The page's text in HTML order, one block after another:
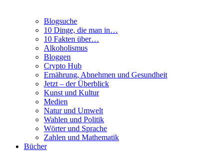
Blogsuche
10 Dinge, die man in…
10 Fakten über…
Alkoholismus
Bloggen
Crypto Hub
Ernährung, Abnehmen und Gesundheit
Jetzt – der Überblick
Kunst und Kultur
Medien
Natur und Umwelt
Wahlen und Politik
Wörter und Sprache
Zahlen und Mathematik
Bücher